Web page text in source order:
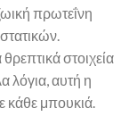
πρωτεΐνη
στοιχεία
λόγια, αυτή η
κάθε μπουκιά.